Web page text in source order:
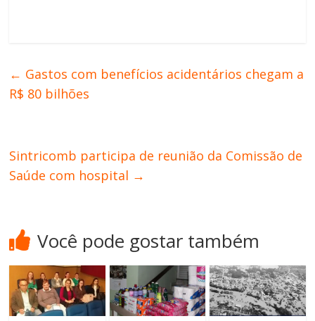
← Gastos com benefícios acidentários chegam a
R$ 80 bilhões
Sintricomb participa de reunião da Comissão de
Saúde com hospital →
Você pode gostar também